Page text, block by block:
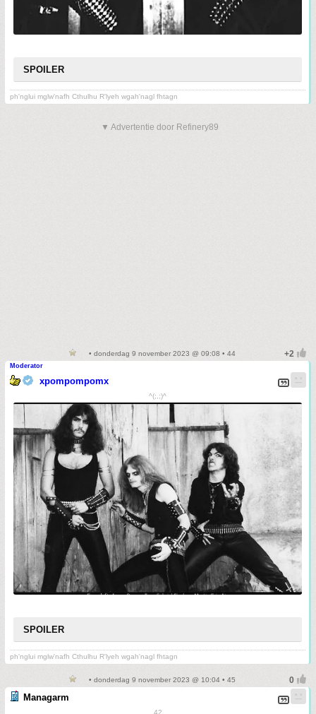
SPOILER
ph'nglui mglw'nafh Cthulhu R'lyeh wgah'nagl fhtagn
▼ Advertentie door Refinery89
• donderdag 9 november 2023 @ 09:08 • 44
Moderator
xpompompomx
^(;,;)^
SPOILER
ph'nglui mglw'nafh Cthulhu R'lyeh wgah'nagl fhtagn
• donderdag 9 november 2023 @ 10:04 • 45
Managarm
42